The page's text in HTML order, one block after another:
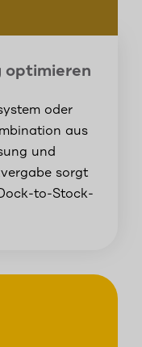
optimieren
oder
aus
und
sorgt
to-Stock-